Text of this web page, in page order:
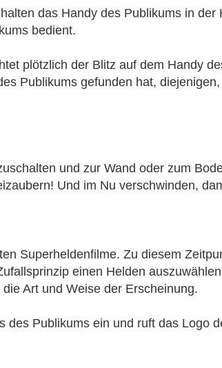
das Handy des Publikums in
bedient.
plötzlich der Blitz auf dem Handy
Publikums gefunden hat,
und zur Wand oder zum
Und im Nu verschwinden,
Superheldenfilme. Zu diesem
einen Helden
Art und Weise der Erscheinung.
Publikums ein und ruft das Logo